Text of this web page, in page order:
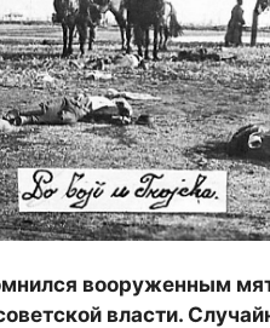
вооруженным
власти.